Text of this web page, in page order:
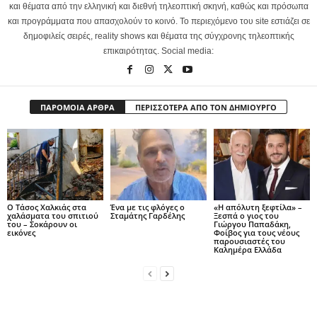
και θέματα από την ελληνική και διεθνή τηλεοπτική σκηνή, καθώς και πρόσωπα
και προγράμματα που απασχολούν το κοινό. Το περιεχόμενο του site εστιάζει σε
δημοφιλείς σειρές, reality shows και θέματα της σύγχρονης τηλεοπτικής
επικαιρότητας. Social media:
ΠΑΡΟΜΟΙΑ ΑΡΘΡΑ ΠΕΡΙΣΣΟΤΕΡΑ ΑΠΟ ΤΟΝ ΔΗΜΙΟΥΡΓΟ
Ο Τάσος Χαλκιάς στα
χαλάσματα του σπιτιού
του – Σοκάρουν οι
εικόνες
Ένα με τις φλόγες ο
Σταμάτης Γαρδέλης
«Η απόλυτη ξεφτίλα» –
Ξεσπά ο γιος του
Γιώργου Παπαδάκη,
Φοίβος για τους νέους
παρουσιαστές του
Καλημέρα Ελλάδα